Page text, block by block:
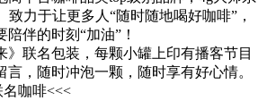
致力于让更多人“随时随地喝好咖啡”，
伴的时刻“加油”！
》联名包装，每颗小罐上印有播客节目
言，随时冲泡一颗，随时享有好心情。
咖啡<<<